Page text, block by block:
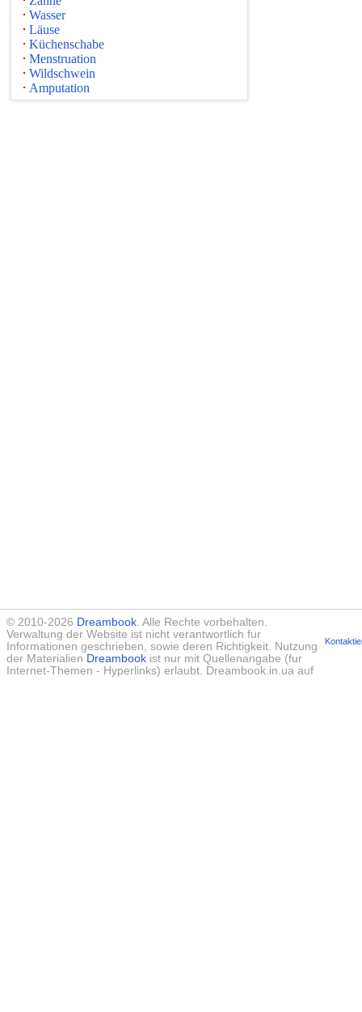
Wasser
Läuse
Küchenschabe
Menstruation
Wildschwein
Amputation
© 2010-2026 Dreambook. Alle Rechte vorbehalten.
Verwaltung der Website ist nicht verantwortlich fur
Informationen geschrieben, sowie deren Richtigkeit. Nutzung
der Materialien Dreambook ist nur mit Quellenangabe (fur
Internet-Themen - Hyperlinks) erlaubt. Dreambook.in.ua auf